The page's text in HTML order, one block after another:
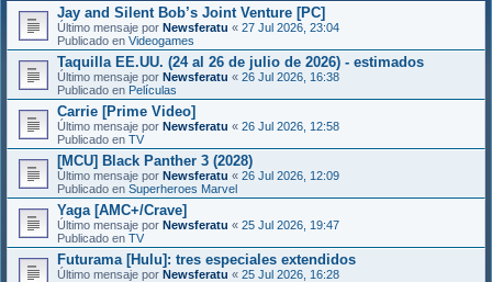
Jay and Silent Bob’s Joint Venture [PC]
Último mensaje por Newsferatu « 27 Jul 2026, 23:04
Publicado en Videogames
Taquilla EE.UU. (24 al 26 de julio de 2026) - estimados
Último mensaje por Newsferatu « 26 Jul 2026, 16:38
Publicado en Películas
Carrie [Prime Video]
Último mensaje por Newsferatu « 26 Jul 2026, 12:58
Publicado en TV
[MCU] Black Panther 3 (2028)
Último mensaje por Newsferatu « 26 Jul 2026, 12:09
Publicado en Superheroes Marvel
Yaga [AMC+/Crave]
Último mensaje por Newsferatu « 25 Jul 2026, 19:47
Publicado en TV
Futurama [Hulu]: tres especiales extendidos
Último mensaje por Newsferatu « 25 Jul 2026, 16:28